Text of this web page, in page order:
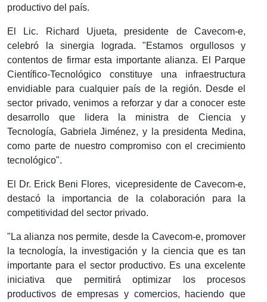
productivo del país.
​El Lic. Richard Ujueta, presidente de Cavecom-e,
celebró la sinergia lograda. "Estamos orgullosos y
contentos de firmar esta importante alianza. El Parque
Científico-Tecnológico constituye una infraestructura
envidiable para cualquier país de la región. Desde el
sector privado, venimos a reforzar y dar a conocer este
desarrollo que lidera la ministra de Ciencia y
Tecnología, Gabriela Jiménez, y la presidenta Medina,
como parte de nuestro compromiso con el crecimiento
tecnológico".
El Dr. Erick Beni Flores, vicepresidente de Cavecom-e,
destacó la importancia de la colaboración para la
competitividad del sector privado.
"La alianza nos permite, desde la Cavecom-e, promover
la tecnología, la investigación y la ciencia que es tan
importante para el sector productivo. Es una excelente
iniciativa que permitirá optimizar los procesos
productivos de empresas y comercios, haciendo que